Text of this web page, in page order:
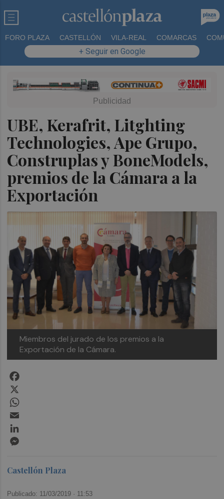
FORO PLAZA CASTELLÓN VILA-REAL COMARCAS
+ Seguir en Google
UBE, Kerafrit, Litghting
Technologies, Ape Grupo,
Construplas y BoneModels,
premios de la Cámara a la
Exportación
Miembros del jurado de los premios a la
Exportación de la Cámara.
Castellón Plaza
Publicado: 11/03/2019 · 11:53